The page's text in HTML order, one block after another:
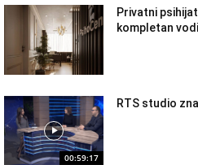
Privatni
kompletan
00:59:17
RTS studio